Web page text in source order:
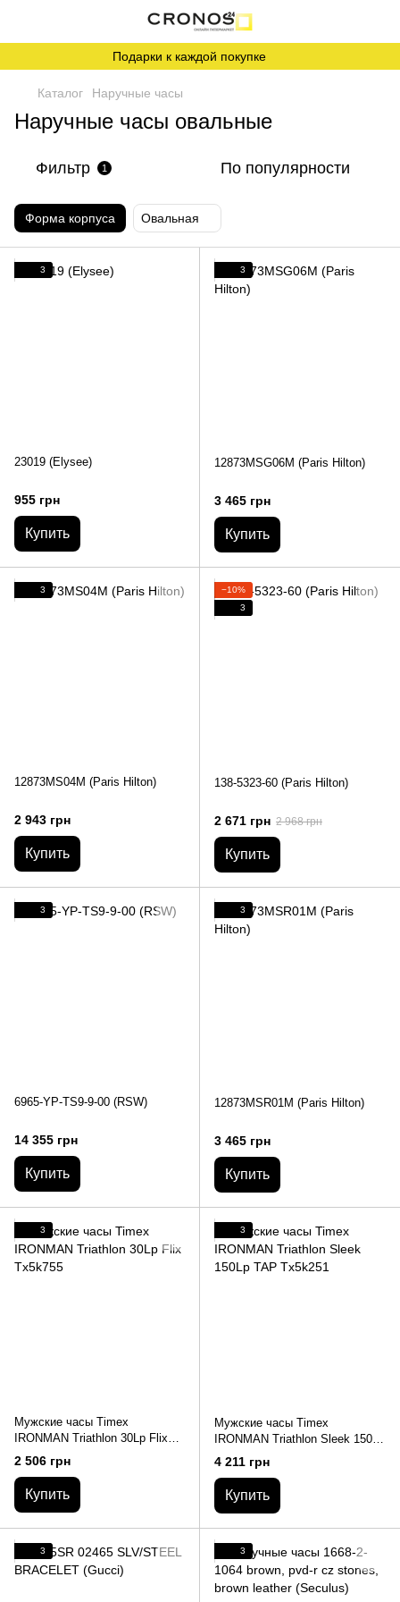
Подарки к каждой покупке
Каталог Наручные часы
Наручные часы овальные
Фильтр 1 По популярности
Форма корпуса Овальная
3
23019 (Elysee)
955 грн
Купить
3
12873MSG06M (Paris Hilton)
3 465 грн
Купить
3
12873MS04M (Paris Hilton)
2 943 грн
Купить
−10%
3
138-5323-60 (Paris Hilton)
2 671 грн 2 968 грн
Купить
3
6965-YP-TS9-9-00 (RSW)
14 355 грн
Купить
3
12873MSR01M (Paris Hilton)
3 465 грн
Купить
3
Мужские часы Timex
IRONMAN Triathlon 30Lp Flix
Tx5k755
2 506 грн
Купить
3
Мужские часы Timex
IRONMAN Triathlon Sleek 150Lp
TAP Tx5k251
4 211 грн
Купить
3 3